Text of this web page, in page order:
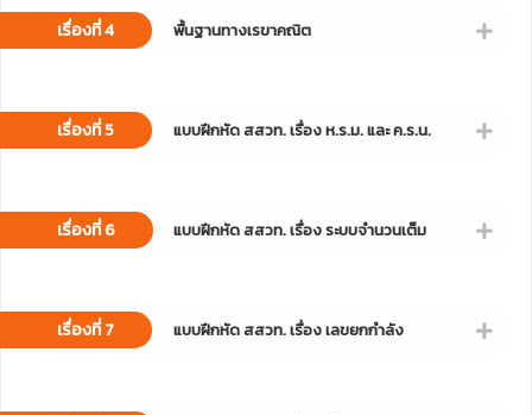
เรื่องที่ 4 พื้นฐานทางเรขาคณิต
เรื่องที่ 5 แบบฝึกหัด สสวท. เรื่อง ห.ร.ม. และ ค.ร.น.
เรื่องที่ 6 แบบฝึกหัด สสวท. เรื่อง ระบบจำนวนเต็ม
เรื่องที่ 7 แบบฝึกหัด สสวท. เรื่อง เลขยกกำลัง